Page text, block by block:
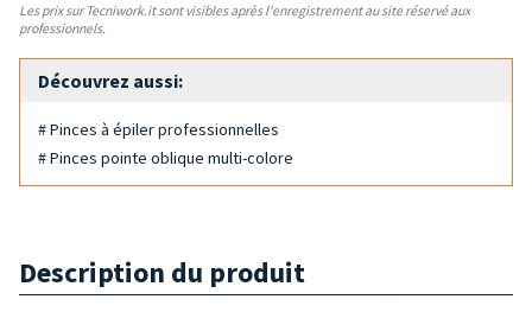
Les prix sur Tecniwork.it sont visibles après l'enregistrement au site réservé aux
professionnels.
Découvrez aussi:
# Pinces à épiler professionnelles
# Pinces pointe oblique multi-colore
Description du produit